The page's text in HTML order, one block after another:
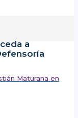
a
Maturana en